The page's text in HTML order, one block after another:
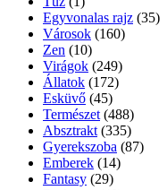
Egyvonalas rajz (35)
Városok (160)
Zen (10)
Virágok (249)
Állatok (172)
Esküvő (45)
Természet (488)
Absztrakt (335)
Gyerekszoba (87)
Emberek (14)
Fantasy (29)